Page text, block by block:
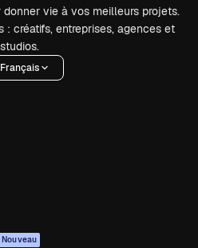
vie à vos meilleurs projets.
: créatifs, entreprises, agences et
studios.
Français
Nouveau